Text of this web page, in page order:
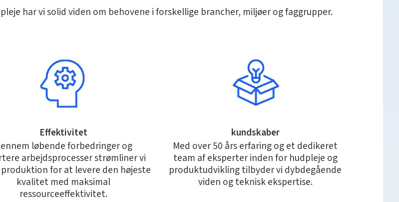
har vi solid viden om behovene i forskellige brancher, miljøer og faggrupper.
Effektivitet
løbende forbedringer og
arbejdsprocesser strømliner vi
for at levere den højeste
kvalitet med maksimal
ressourceeffektivitet.
kundskaber
Med over 50 års erfaring og et dedikeret
team af eksperter inden for hudpleje og
produktudvikling tilbyder vi dybdegående
viden og teknisk ekspertise.